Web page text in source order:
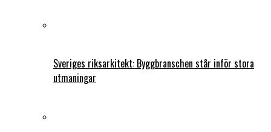
Sveriges riksarkitekt: Byggbranschen står inför stora
utmaningar